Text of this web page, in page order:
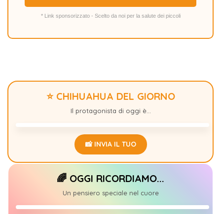
* Link sponsorizzato - Scelto da noi per la salute dei piccoli
⭐ CHIHUAHUA DEL GIORNO
Il protagonista di oggi è...
📸 INVIA IL TUO
🌈 OGGI RICORDIAMO...
Un pensiero speciale nel cuore